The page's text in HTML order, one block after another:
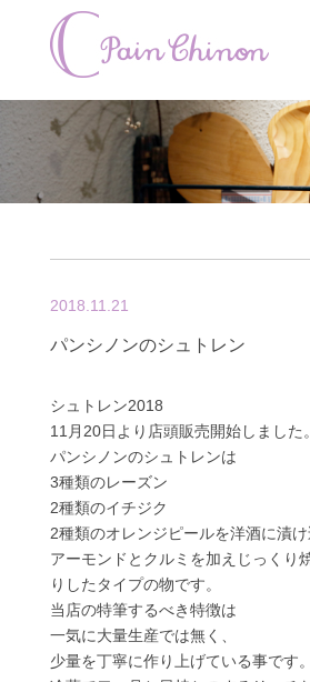
2018.11.21
パンシノンのシュトレン
シュトレン2018
11月20日より店頭販売開始しました。
パンシノンのシュトレンは
3種類のレーズン
2種類のイチジク
2種類のオレンジピールを洋酒に漬け
アーモンドとクルミを加えじっくり
りしたタイプの物です。
当店の特筆するべき特徴は
一気に大量生産では無く、
少量を丁寧に作り上げている事です。